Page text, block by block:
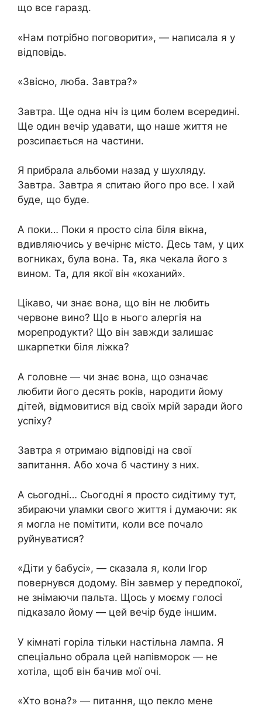
що все гаразд.
«Нам потрібно поговорити», — написала я у
відповідь.
«Звісно, люба. Завтра?»
Завтра. Ще одна ніч із цим болем всередині.
Ще один вечір удавати, що наше життя не
розсипається на частини.
Я прибрала альбоми назад у шухляду.
Завтра. Завтра я спитаю його про все. І хай
буде, що буде.
А поки… Поки я просто сіла біля вікна,
вдивляючись у вечірнє місто. Десь там, у цих
вогниках, була вона. Та, яка чекала його з
вином. Та, для якої він «коханий».
Цікаво, чи знає вона, що він не любить
червоне вино? Що в нього алергія на
морепродукти? Що він завжди залишає
шкарпетки біля ліжка?
А головне — чи знає вона, що означає
любити його десять років, народити йому
дітей, відмовитися від своїх мрій заради його
успіху?
Завтра я отримаю відповіді на свої
запитання. Або хоча б частину з них.
А сьогодні… Сьогодні я просто сидітиму тут,
збираючи уламки свого життя і думаючи: як
я могла не помітити, коли все почало
руйнуватися?
«Діти у бабусі», — сказала я, коли Ігор
повернувся додому. Він завмер у передпокої,
не знімаючи пальта. Щось у моєму голосі
підказало йому — цей вечір буде іншим.
У кімнаті горіла тільки настільна лампа. Я
спеціально обрала цей напівморок — не
хотіла, щоб він бачив мої очі.
«Хто вона?» — питання, що пекло мене